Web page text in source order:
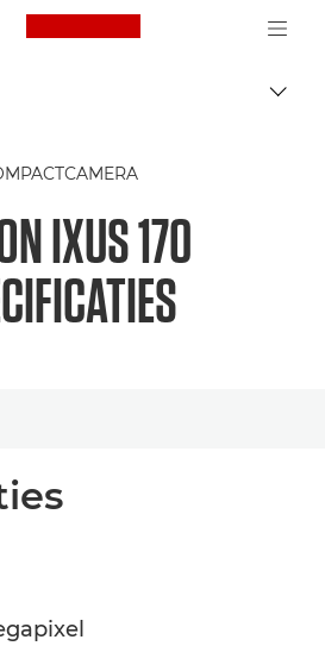
Canon Logo, back
IXUS 170
breadcrumbs